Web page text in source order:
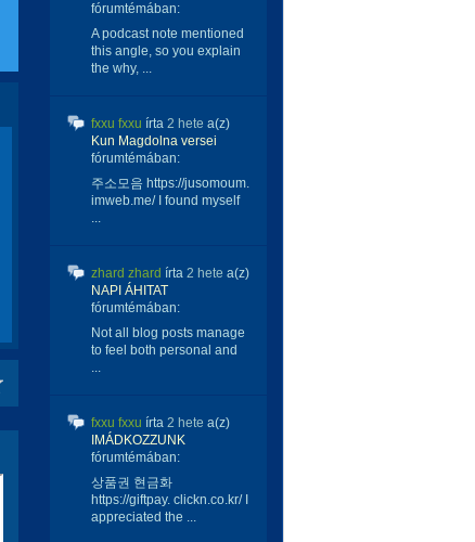
fórumtémában:
A podcast note mentioned
this angle, so you explain
the why, ...
fxxu fxxu írta 2 hete a(z)
Kun Magdolna versei
fórumtémában:
주소모음 https://jusomoum.
imweb.me/ I found myself
...
zhard zhard írta 2 hete a(z)
NAPI ÁHITAT
fórumtémában:
Not all blog posts manage
to feel both personal and
...
fxxu fxxu írta 2 hete a(z)
IMÁDKOZZUNK
fórumtémában:
상품권 현금화
https://giftpay. clickn.co.kr/ I
appreciated the ...